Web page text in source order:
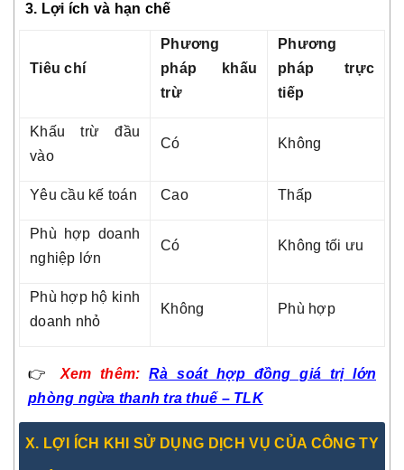
3. Lợi ích và hạn chế
Tiêu chí
Phương
pháp khấu
trừ
Phương
pháp trực
tiếp
Khấu trừ đầu
vào
Có Không
Yêu cầu kế toán Cao Thấp
Phù hợp doanh
nghiệp lớn
Có Không tối ưu
Phù hợp hộ kinh
doanh nhỏ
Không Phù hợp
👉 Xem thêm: Rà soát hợp đồng giá trị lớn
phòng ngừa thanh tra thuế – TLK
X. LỢI ÍCH KHI SỬ DỤNG DỊCH VỤ CỦA CÔNG TY